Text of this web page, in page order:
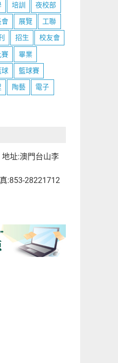
培訓 夜校部
會 展覽 工聯
招生 校友會
賽 畢業
球 籃球賽
陶藝 電子
址:澳門台山李
:853-28221712